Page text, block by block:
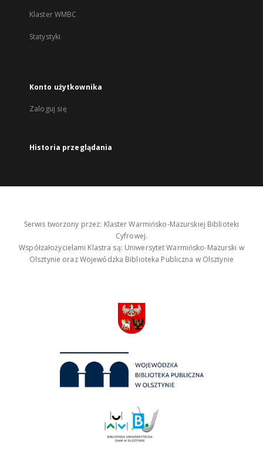
Klaster WMBC
Statystyki
Konto użytkownika
Zaloguj się
Historia przeglądania
Serwis tworzony przez: Klaster Warmińsko-Mazurskiej Biblioteki
Cyfrowej.
Współzałożycielami Klastra są: Uniwersytet Warmińsko-Mazurski w
Olsztynie oraz Wojewódzka Biblioteka Publiczna w Olsztynie